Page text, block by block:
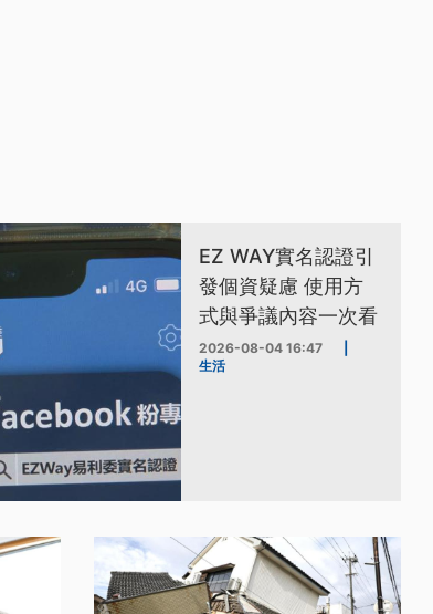
EZ WAY實名認證引
發個資疑慮 使用方
式與爭議內容一次看
2026-08-04 16:47
生活